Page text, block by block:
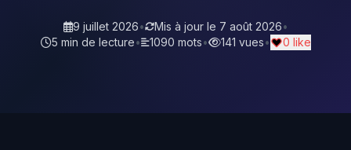
9 juillet 2026• Mis à jour le 7 août 2026•
5 min de lecture• 1090 mots• 141 vues• 0 like